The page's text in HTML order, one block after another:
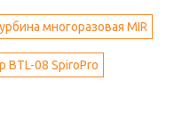
многоразовая MIR
BTL-08 SpiroPro